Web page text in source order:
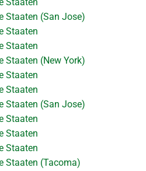
Staaten (San Jose)
Staaten
Staaten
Staaten (New York)
Staaten
Staaten
Staaten (San Jose)
Staaten
Staaten
Staaten
Staaten (Tacoma)